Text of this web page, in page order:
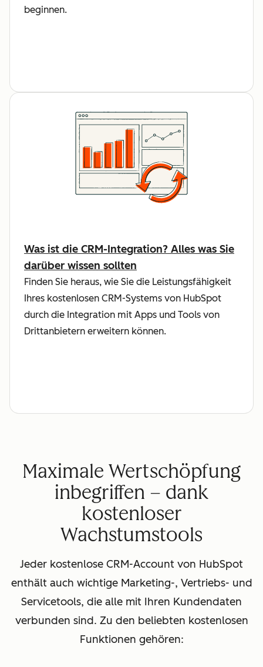
beginnen.
Was ist die CRM-Integration? Alles was Sie
darüber wissen sollten
Finden Sie heraus, wie Sie die Leistungsfähigkeit
Ihres kostenlosen CRM-Systems von HubSpot
durch die Integration mit Apps und Tools von
Drittanbietern erweitern können.
Maximale Wertschöpfung
inbegriffen – dank
kostenloser
Wachstumstools
Jeder kostenlose CRM-Account von HubSpot
enthält auch wichtige Marketing-, Vertriebs- und
Servicetools, die alle mit Ihren Kundendaten
verbunden sind. Zu den beliebten kostenlosen
Funktionen gehören: